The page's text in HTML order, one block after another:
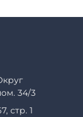
34/3
стр. 1